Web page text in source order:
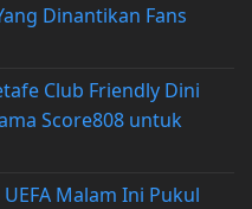
Dinantikan Fans
Club Friendly Dini
Score808 untuk
Malam Ini Pukul